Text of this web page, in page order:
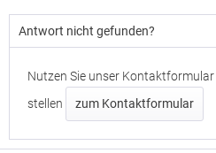
Antwort nicht gefunden?
Nutzen Sie unser
stellen
zum Kontaktformular